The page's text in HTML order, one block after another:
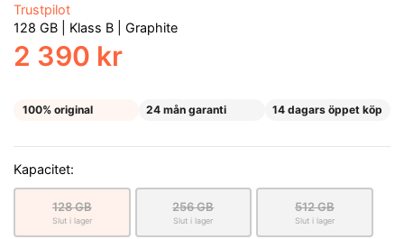
Trustpilot
128 GB
Klass B Graphite
2 390 kr
100% original 24 mån garanti 14 dagars öppet köp
Kapacitet:
128 GB
Slut i lager
256 GB
Slut i lager
512 GB
Slut i lager